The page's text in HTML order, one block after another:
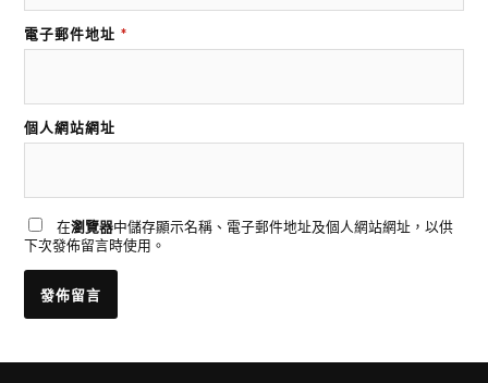
電子郵件地址 *
個人網站網址
在瀏覽器中儲存顯示名稱、電子郵件地址及個人網站網址，以供
下次發佈留言時使用。